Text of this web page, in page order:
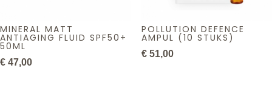
MINERAL MATT
ANTIAGING FLUID SPF50+
50ML
€ 47,00
POLLUTION DEFENCE
AMPUL (10 STUKS)
€51,00